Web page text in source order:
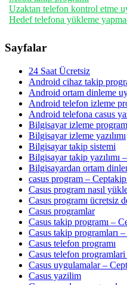
Uzaktan telefon kontrol etme
Hedef telefona yükleme
Sayfalar
24 Saat Ücretsiz
Android cihaz takip
Android ortam dinleme
Android telefon izleme
Android telefona casus
Bilgisayar izleme
Bilgisayar izleme yazılımı
Bilgisayar takip sistemi
Bilgisayar takip yazılımı
Bilgisayardan ortam
casus program –
Casus program nasıl
Casus programı ücretsiz
Casus programlar
Casus takip programı –
Casus takip programları
Casus telefon programı
Casus telefon
Casus uygulamalar –
Casus yazilim